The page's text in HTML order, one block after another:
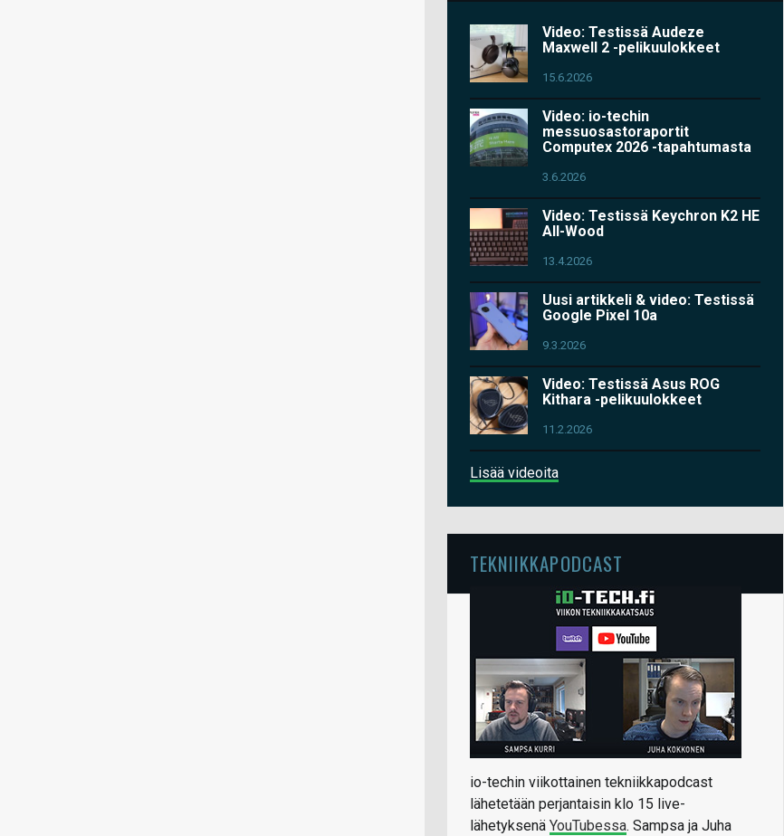
Video: Testissä Audeze
Maxwell 2 -pelikuulokkeet
15.6.2026
Video: io-techin
messuosastoraportit
Computex 2026 -tapahtumasta
3.6.2026
Video: Testissä Keychron K2 HE
All-Wood
13.4.2026
Uusi artikkeli & video: Testissä
Google Pixel 10a
9.3.2026
Video: Testissä Asus ROG
Kithara -pelikuulokkeet
11.2.2026
Lisää videoita
TEKNIIKKAPODCAST
io-techin viikottainen tekniikkapodcast
lähetetään perjantaisin klo 15 live-
lähetyksenä YouTubessa. Sampsa ja Juha